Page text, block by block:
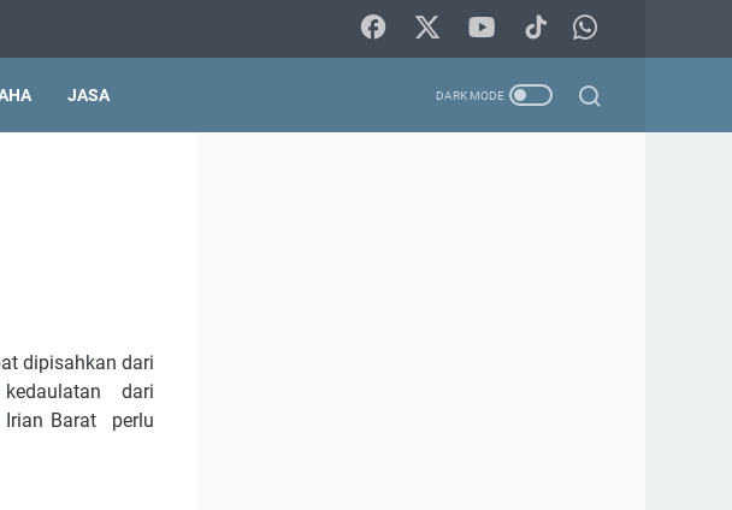
JASA
dipisahkan dari
kedaulatan dari
Irian Barat perlu